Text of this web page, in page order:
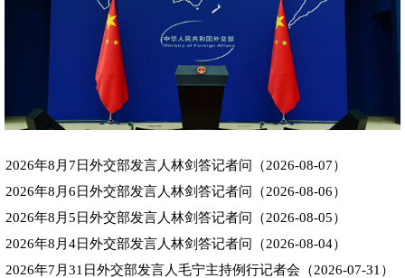
2026年8月7日外交部发言人林剑答记者问（2026-08-07）
2026年8月6日外交部发言人林剑答记者问（2026-08-06）
2026年8月5日外交部发言人林剑答记者问（2026-08-05）
2026年8月4日外交部发言人林剑答记者问（2026-08-04）
2026年7月31日外交部发言人毛宁主持例行记者会（2026-07-31）